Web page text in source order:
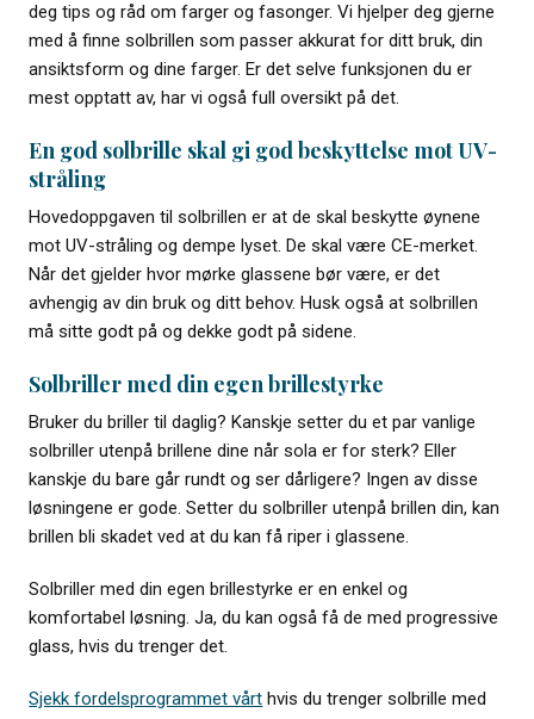
deg tips og råd om farger og fasonger. Vi hjelper deg gjerne
med å finne solbrillen som passer akkurat for ditt bruk, din
ansiktsform og dine farger. Er det selve funksjonen du er
mest opptatt av, har vi også full oversikt på det.
En god solbrille skal gi god beskyttelse mot UV-
stråling
Hovedoppgaven til solbrillen er at de skal beskytte øynene
mot UV-stråling og dempe lyset. De skal være CE-merket.
Når det gjelder hvor mørke glassene bør være, er det
avhengig av din bruk og ditt behov. Husk også at solbrillen
må sitte godt på og dekke godt på sidene.
Solbriller med din egen brillestyrke
Bruker du briller til daglig? Kanskje setter du et par vanlige
solbriller utenpå brillene dine når sola er for sterk? Eller
kanskje du bare går rundt og ser dårligere? Ingen av disse
løsningene er gode. Setter du solbriller utenpå brillen din, kan
brillen bli skadet ved at du kan få riper i glassene.
Solbriller med din egen brillestyrke er en enkel og
komfortabel løsning. Ja, du kan også få de med progressive
glass, hvis du trenger det.
Sjekk fordelsprogrammet vårt hvis du trenger solbrille med